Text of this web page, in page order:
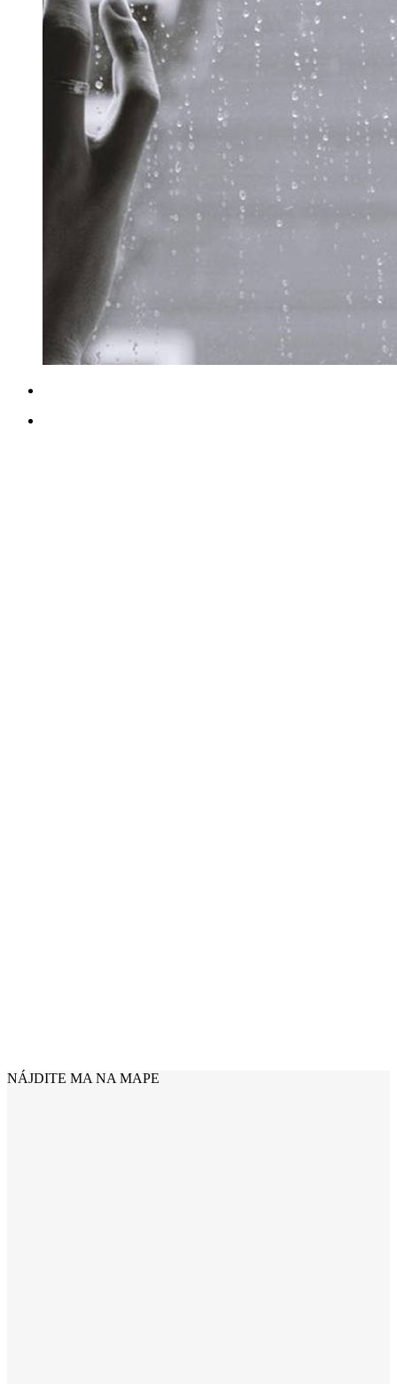
info@psychologzilina.sk
NÁJDITE MA NA MAPE